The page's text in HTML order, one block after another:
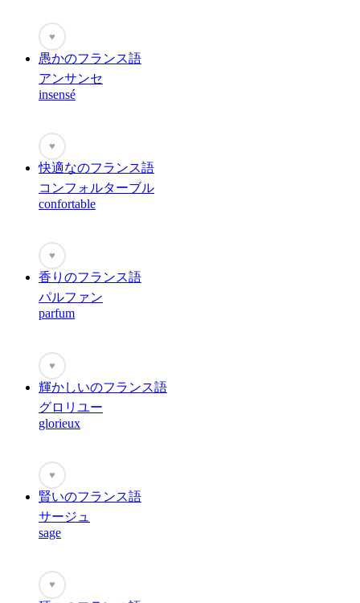
♥
愚かのフランス語
アンサンセ
insensé
♥
快適なのフランス語
コンフォルターブル
confortable
♥
香りのフランス語
パルファン
parfum
♥
輝かしいのフランス語
グロリユー
glorieux
♥
賢いのフランス語
サージュ
sage
♥